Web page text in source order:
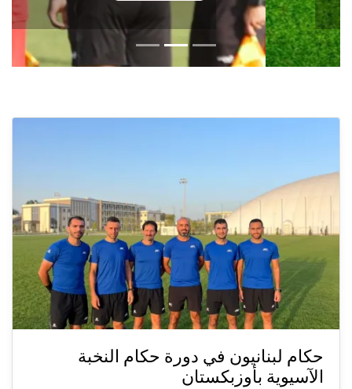
حكام لبنانيون في دورة حكام النخبة
الآسيوية بأوزبكستان